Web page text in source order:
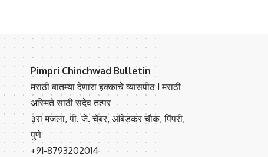
Pimpri Chinchwad Bulletin
मराठी बातम्या देणारा हक्काचे व्यासपीठ ! मराठी
अस्मिते साठी सदेव तत्पर
३रा मजला, पी. जे. चेंबर, आंबेडकर चौक, पिंपरी,
पुणे
+91-8793202014